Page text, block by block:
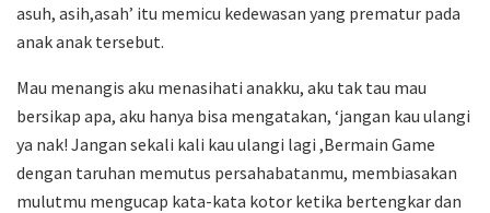
asuh, asih,asah’ itu memicu kedewasan yang prematur pada
anak anak tersebut.
Mau menangis aku menasihati anakku, aku tak tau mau
bersikap apa, aku hanya bisa mengatakan, ‘jangan kau ulangi
ya nak! Jangan sekali kali kau ulangi lagi ,Bermain Game
dengan taruhan memutus persahabatanmu, membiasakan
mulutmu mengucap kata-kata kotor ketika bertengkar dan